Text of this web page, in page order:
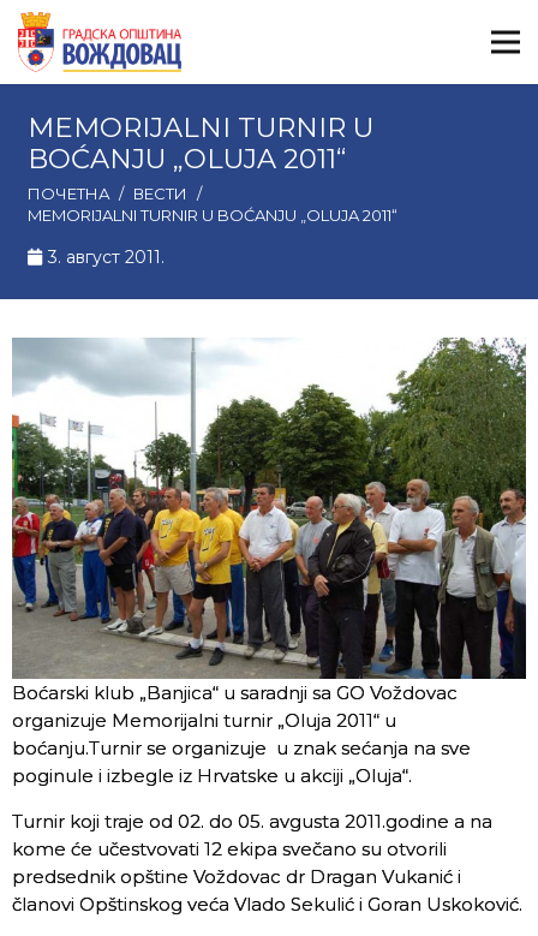
MEMORIJALNI TURNIR U
BOĆANJU „OLUJA 2011“
ПОЧЕТНА / ВЕСТИ
/
MEMORIJALNI TURNIR U BOĆANJU „OLUJA 2011“
3. август 2011.
Boćarski klub „Banjica“ u saradnji sa GO Voždovac
organizuje Memorijalni turnir „Oluja 2011“ u
boćanju.Turnir se organizuje u znak sećanja na sve
poginule i izbegle iz Hrvatske u akciji „Oluja“.
Turnir koji traje od 02. do 05. avgusta 2011.godine a na
kome će učestvovati 12 ekipa svečano su otvorili
predsednik opštine Voždovac dr Dragan Vukanić i
članovi Opštinskog veća Vlado Sekulić i Goran Uskoković.